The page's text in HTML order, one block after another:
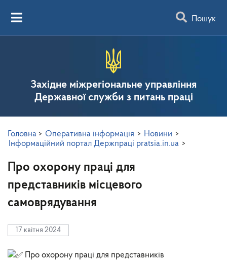
Пошук
Західне міжрегіональне управління
Державної служби з питань праці
Головна > Оперативна інформація > Новини >
Інформаційний портал Держпраці pratsia.in.ua >
Про охорону праці для
представників місцевого
самоврядування
17 квітня 2024
Про охорону праці для представників